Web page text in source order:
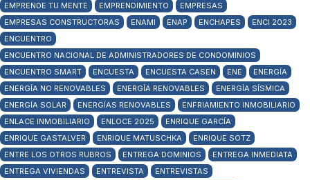
EMPRENDE TU MENTE
EMPRENDIMIENTO
EMPRESAS
EMPRESAS CONSTRUCTORAS
ENAMI ENAP ENCHAPES
ENCI 2023
ENCUENTRO
ENCUENTRO NACIONAL DE ADMINISTRADORES DE CONDOMINIOS
ENCUENTRO SMART
ENCUESTA ENCUESTA CASEN ENE
ENERGÍA
ENERGÍA NO RENOVABLES
ENERGÍA RENOVABLES
ENERGÍA SÍSMICA
ENERGÍA SOLAR
ENERGÍAS RENOVABLES
ENFRIAMIENTO INMOBILIARIO
ENLACE INMOBILIARIO
ENLOCE 2025
ENRIQUE GARCÍA
ENRIQUE GASTALVER
ENRIQUE MATUSCHKA
ENRIQUE SOTZ
ENTRE LOS OTROS RUBROS
ENTREGA DOMINIOS
ENTREGA INMEDIATA
ENTREGA VIVIENDAS
ENTREVISTA
ENTREVISTAS